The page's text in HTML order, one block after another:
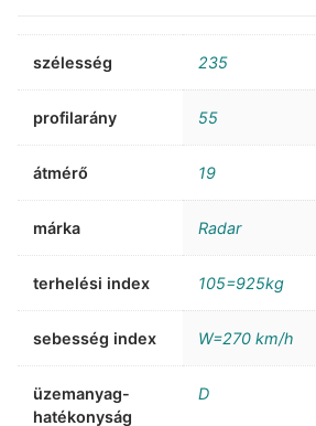
szélesség 235
profilarány 55
átmérő 19
márka Radar
terhelési index 105=925kg
sebesség index W=270 km/h
üzemanyag-
hatékonyság
D